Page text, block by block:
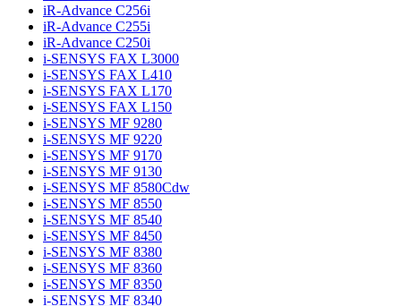
iR-Advance C256i
iR-Advance C255i
iR-Advance C250i
i-SENSYS FAX L3000
i-SENSYS FAX L410
i-SENSYS FAX L170
i-SENSYS FAX L150
i-SENSYS MF 9280
i-SENSYS MF 9220
i-SENSYS MF 9170
i-SENSYS MF 9130
i-SENSYS MF 8580Cdw
i-SENSYS MF 8550
i-SENSYS MF 8540
i-SENSYS MF 8450
i-SENSYS MF 8380
i-SENSYS MF 8360
i-SENSYS MF 8350
i-SENSYS MF 8340